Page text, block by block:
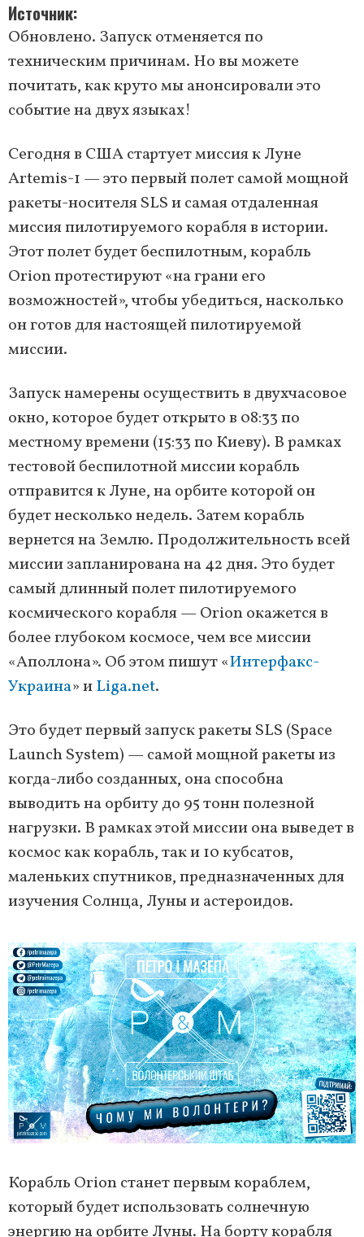
Источник
Обновлено. Запуск отменяется по
техническим причинам. Но вы можете
почитать, как круто мы анонсировали это
событие на двух языках!
Сегодня в США стартует миссия к Луне
Artemis-1 — это первый полет самой мощной
ракеты-носителя SLS и самая отдаленная
миссия пилотируемого корабля в истории.
Этот полет будет беспилотным, корабль
Orion протестируют «на грани его
возможностей», чтобы убедиться, насколько
он готов для настоящей пилотируемой
миссии.
Запуск намерены осуществить в двухчасовое
окно, которое будет открыто в 08:33 по
местному времени (15:33 по Киеву). В рамках
тестовой беспилотной миссии корабль
отправится к Луне, на орбите которой он
будет несколько недель. Затем корабль
вернется на Землю. Продолжительность всей
миссии запланирована на 42 дня. Это будет
самый длинный полет пилотируемого
космического корабля — Orion окажется в
более глубоком космосе, чем все миссии
«Аполлона». Об этом пишут «Интерфакс-
Украина» иLiga.net.
Это будет первый запуск ракеты SLS (Space
Launch System) — самой мощной ракеты из
когда-либо созданных, она способна
выводить на орбиту до 95 тонн полезной
нагрузки. В рамках этой миссии она выведет в
космос как корабль, так и 10 кубсатов,
маленьких спутников, предназначенных для
изучения Солнца, Луны и астероидов.
Корабль Orion станет первым кораблем,
который будет использовать солнечную
энергию на орбите Луны. На борту корабля